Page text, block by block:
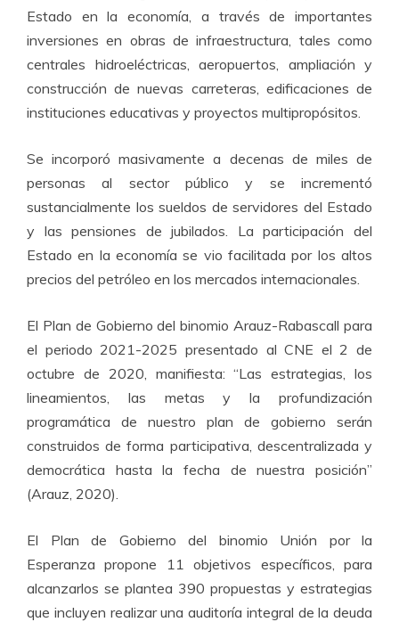
Estado en la economía, a través de importantes
inversiones en obras de infraestructura, tales como
centrales hidroeléctricas, aeropuertos, ampliación y
construcción de nuevas carreteras, edificaciones de
instituciones educativas y proyectos multipropósitos.
Se incorporó masivamente a decenas de miles de
personas al sector público y se incrementó
sustancialmente los sueldos de servidores del Estado
y las pensiones de jubilados. La participación del
Estado en la economía se vio facilitada por los altos
precios del petróleo en los mercados internacionales.
El Plan de Gobierno del binomio Arauz-Rabascall para
el periodo 2021-2025 presentado al CNE el 2 de
octubre de 2020, manifiesta: “Las estrategias, los
lineamientos, las metas y la profundización
programática de nuestro plan de gobierno serán
construidos de forma participativa, descentralizada y
democrática hasta la fecha de nuestra posición”
(Arauz, 2020).
El Plan de Gobierno del binomio Unión por la
Esperanza propone 11 objetivos específicos, para
alcanzarlos se plantea 390 propuestas y estrategias
que incluyen realizar una auditoría integral de la deuda